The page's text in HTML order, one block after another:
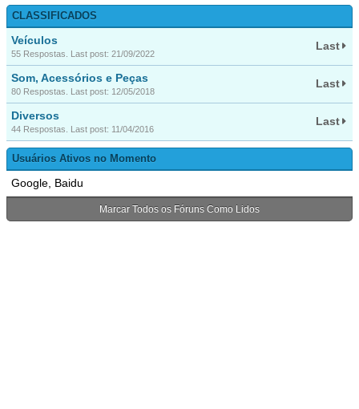
CLASSIFICADOS
Veículos
55 Respostas. Last post: 21/09/2022
Last
Som, Acessórios e Peças
80 Respostas. Last post: 12/05/2018
Last
Diversos
44 Respostas. Last post: 11/04/2016
Last
Usuários Ativos no Momento
Google, Baidu
Marcar Todos os Fóruns Como Lidos